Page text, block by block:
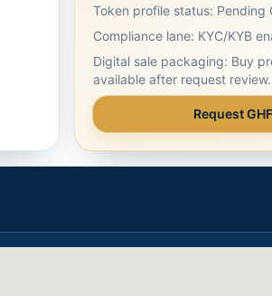
Token profile status: Pending
Compliance lane: KYC/KYB
Digital sale packaging: Buy
available after request review.
Request